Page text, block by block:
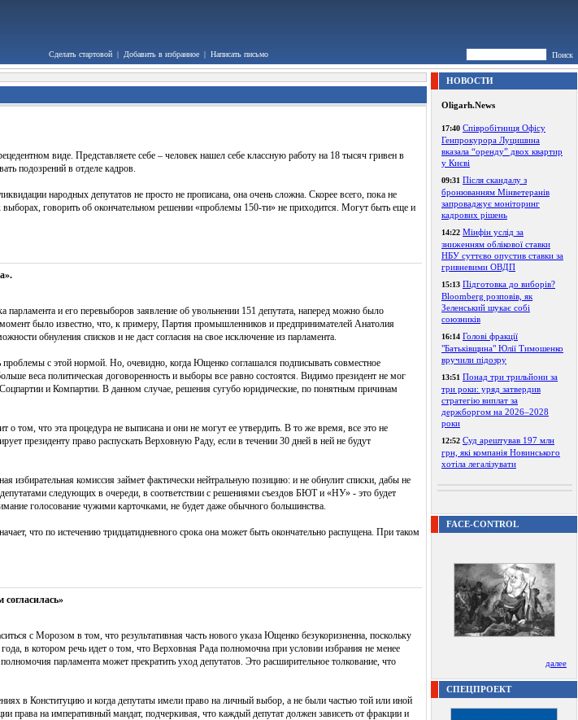
Сделать стартовой | Добавить в избранное | Написать письмо Поиск
виде. Представляете себе – человек нашел себе классную работу на 18 тысяч гривен в
подозрений в отделе кадров.
народных депутатов не просто не прописана, она очень сложна. Скорее всего, пока не
говорить об окончательном решении «проблемы 150-ти» не приходится. Могут быть еще и
парламента и его перевыборов заявление об увольнении 151 депутата, наперед можно было
момент было известно, что, к примеру, Партия промышленников и предпринимателей Анатолия
обнуления списков и не даст согласия на свое исключение из парламента.
с этой нормой. Но, очевидно, когда Ющенко соглашался подписывать совместное
веса политическая договоренность и выборы все равно состоятся. Видимо президент не мог
Соцпартии и Компартии. В данном случае, решения сугубо юридические, по понятным причинам
том, что эта процедура не выписана и они не могут ее утвердить. В то же время, все это не
президенту право распускать Верховную Раду, если в течении 30 дней в ней не будут
избирательная комиссия займет фактически нейтральную позицию: и не обнулит списки, дабы не
следующих в очереди, в соответствии с решениями съездов БЮТ и «НУ» - это будет
голосование чужими карточками, не будет даже обычного большинства.
что по истечению тридцатидневного срока она может быть окончательно распущена. При таком
с Морозом в том, что результативная часть нового указа Ющенко безукоризненна, поскольку
в котором речь идет о том, что Верховная Рада полномочна при условии избрания не менее
парламента может прекратить уход депутатов. Это расширительное толкование, что
в Конституцию и когда депутаты имели право на личный выбор, а не были частью той или иной
права на императивный мандат, подчеркивая, что каждый депутат должен зависеть от фракции и
НОВОСТИ
Oligarh.News
17:40 Співробітниця Офісу
Генпрокурора Луцишина
вказала “оренду” двох квартир
у Києві
09:31 Після скандалу з
бронюванням Мінветеранів
запроваджує моніторинг
кадрових рішень
14:22 Мінфін услід за
зниженням облікової ставки
НБУ суттєво опустив ставки за
гривневими ОВДП
15:13 Підготовка до виборів?
Bloomberg розповів, як
Зеленський шукає собі
союзників
16:14 Голові фракції
"Батьківщина" Юлії Тимошенко
вручили підозру
13:51 Понад три трильйони за
три роки: уряд затвердив
стратегію виплат за
держборгом на 2026–2028
роки
12:52 Суд арештував 197 млн
грн, які компанія Новинського
хотіла легалізувати
FACE-CONTROL
далее
СПЕЦПРОЕКТ